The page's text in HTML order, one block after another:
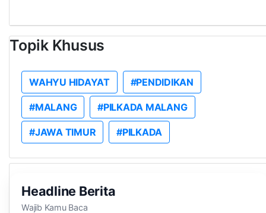
Topik Khusus
WAHYU HIDAYAT #PENDIDIKAN
#MALANG #PILKADA MALANG
#JAWA TIMUR #PILKADA
Headline Berita
Wajib Kamu Baca